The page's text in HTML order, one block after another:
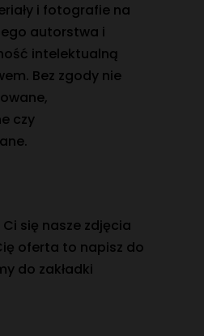
i fotografie na
autorstwa i
intelektualną
Bez zgody nie
czy
się nasze zdjęcia
oferta to napisz do
do zakładki